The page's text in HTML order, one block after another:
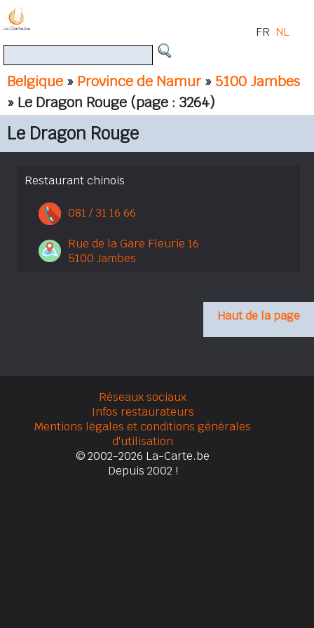
Belgique » Province de Namur» 5100 Jambes
» Le Dragon Rouge (page : 3264)
FR NL
Le Dragon Rouge
Restaurant chinois
081 / 31 16 66
Rue de la Gare Fleurie 16
5100 Jambes
Haut de la page
Réseaux sociaux
Infos restaurateurs
Mentions légales et conditions générales
d'utilisation
© 2002-2026 La-Carte.be
Depuis 2002 !